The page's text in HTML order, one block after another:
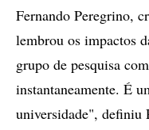
Fernando Peregrino,
lembrou os impactos
grupo de pesquisa
instantaneamente. É
universidade", definiu